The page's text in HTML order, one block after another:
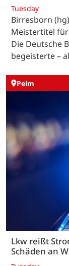
Tuesday
Birresborn
Meistertitel
Die Deutsche
begeisterte –
Pelm
Lkw reißt
Schäden an